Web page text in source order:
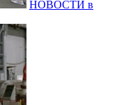
НОВОСТИ в